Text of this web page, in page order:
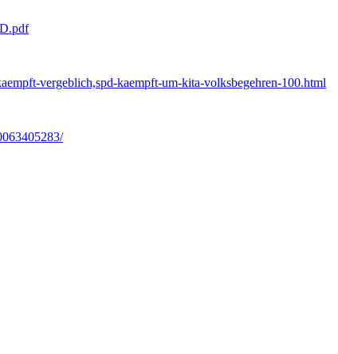
vergeblich,spd-kaempft-um-kita-volksbegehren-100.html